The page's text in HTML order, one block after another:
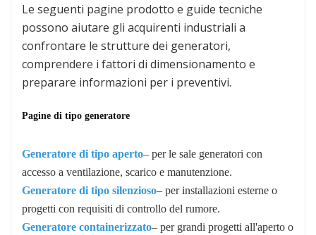
Le seguenti pagine prodotto e guide tecniche
possono aiutare gli acquirenti industriali a
confrontare le strutture dei generatori,
comprendere i fattori di dimensionamento e
preparare informazioni per i preventivi.
Pagine di tipo generatore
Generatore di tipo aperto– per le sale generatori con
accesso a ventilazione, scarico e manutenzione.
Generatore di tipo silenzioso– per installazioni esterne o
progetti con requisiti di controllo del rumore.
Generatore containerizzato– per grandi progetti all'aperto o